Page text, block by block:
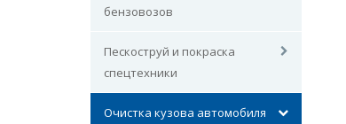
бензовозов
Пескоструй и покраска
спецтехники
Очистка кузова автомобиля